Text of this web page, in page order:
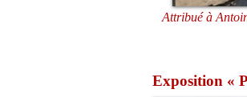
Attribué à
Exposition «